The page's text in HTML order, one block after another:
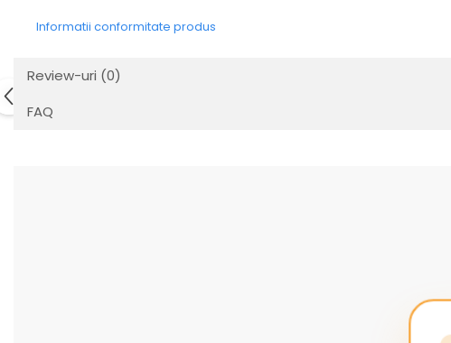
Informatii conformitate produs
Review-uri (0)
FAQ